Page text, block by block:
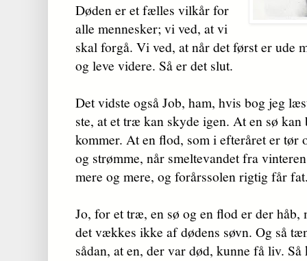
Døden er et fælles vilkår for
alle mennesker; vi ved, at vi
skal forgå. Vi ved, at når det først er ude
og leve videre. Så er det slut.
Det vidste også Job, ham, hvis bog jeg
ste, at et træ kan skyde igen. At en sø
kommer. At en flod, som i efteråret er tør
og strøm­me, når smeltevandet fra
mere og mere, og forårssolen rigtig får
Jo, for et træ, en sø og en flod er der håb,
det vækkes ikke af dødens søvn. Og så
sådan, at en, der var død, kunne få liv.